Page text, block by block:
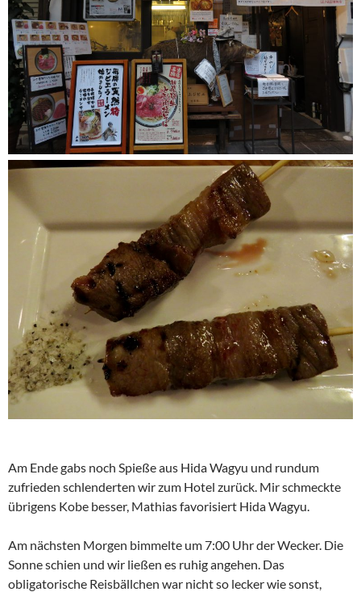
Am Ende gabs noch Spieße aus Hida Wagyu und rundum
zufrieden schlenderten wir zum Hotel zurück. Mir schmeckte
übrigens Kobe besser, Mathias favorisiert Hida Wagyu.
Am nächsten Morgen bimmelte um 7:00 Uhr der Wecker. Die
Sonne schien und wir ließen es ruhig angehen. Das
obligatorische Reisbällchen war nicht so lecker wie sonst,